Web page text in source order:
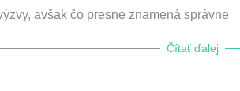
avšak čo presne znamená správne
Čítať ďalej